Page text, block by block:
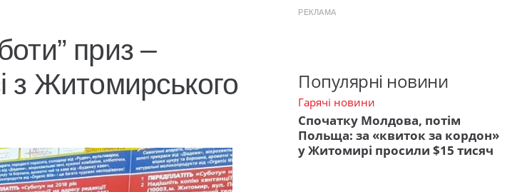
приз –
з Житомирського
РЕКЛАМА
Популярні новини
Гарячі новини
Спочатку Молдова, потім
Польща: за «квиток за кордон»
у Житомирі просили $15 тисяч